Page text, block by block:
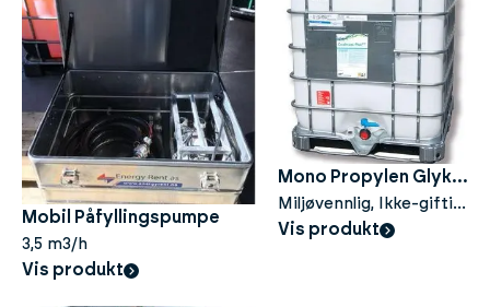
Mobil Påfyllingspumpe
3,5 m3/h
Vis produkt
Mono Propylen Glykol
(CTP) - 100% -
1000liter
Miljøvennlig, Ikke-giftig
varmeoverføringsvæske
Vis produkt